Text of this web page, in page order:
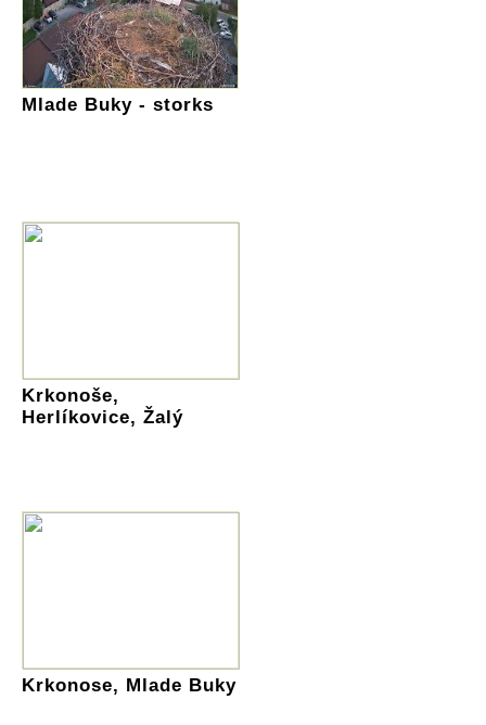
Mlade Buky - storks
Krkonoše,
Herlíkovice, Žalý
Krkonose, Mlade Buky